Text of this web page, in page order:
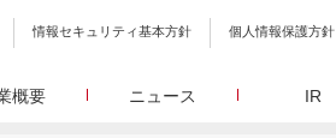
情報セキュリティ基本方針 個人情報保護方針
概要 ニュース IR